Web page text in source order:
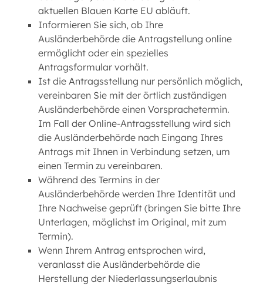
aktuellen Blauen Karte EU abläuft.
Informieren Sie sich, ob Ihre
Ausländerbehörde die Antragstellung online
ermöglicht oder ein spezielles
Antragsformular vorhält.
Ist die Antragsstellung nur persönlich möglich,
vereinbaren Sie mit der örtlich zuständigen
Ausländerbehörde einen Vorsprachetermin.
Im Fall der Online-Antragsstellung wird sich
die Ausländerbehörde nach Eingang Ihres
Antrags mit Ihnen in Verbindung setzen, um
einen Termin zu vereinbaren.
Während des Termins in der
Ausländerbehörde werden Ihre Identität und
Ihre Nachweise geprüft (bringen Sie bitte Ihre
Unterlagen, möglichst im Original, mit zum
Termin).
Wenn Ihrem Antrag entsprochen wird,
veranlasst die Ausländerbehörde die
Herstellung der Niederlassungserlaubnis